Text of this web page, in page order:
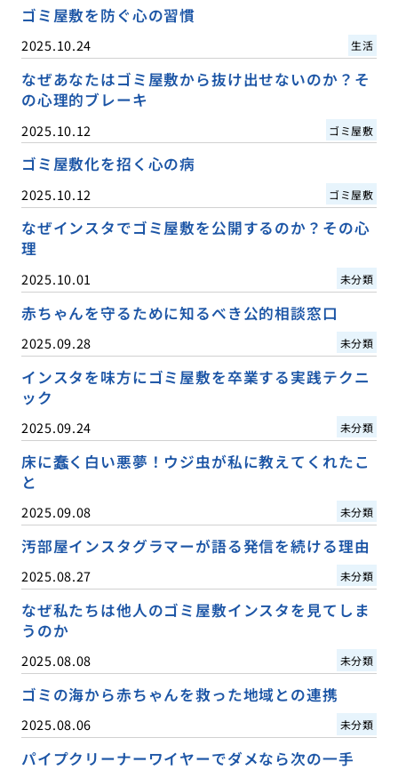
ゴミ屋敷を防ぐ心の習慣
2025.10.24 生活
なぜあなたはゴミ屋敷から抜け出せないのか？そ
の心理的ブレーキ
2025.10.12 ゴミ屋敷
ゴミ屋敷化を招く心の病
2025.10.12 ゴミ屋敷
なぜインスタでゴミ屋敷を公開するのか？その心
理
2025.10.01 未分類
赤ちゃんを守るために知るべき公的相談窓口
2025.09.28 未分類
インスタを味方にゴミ屋敷を卒業する実践テクニ
ック
2025.09.24 未分類
床に蠢く白い悪夢！ウジ虫が私に教えてくれたこ
と
2025.09.08 未分類
汚部屋インスタグラマーが語る発信を続ける理由
2025.08.27 未分類
なぜ私たちは他人のゴミ屋敷インスタを見てしま
うのか
2025.08.08 未分類
ゴミの海から赤ちゃんを救った地域との連携
2025.08.06 未分類
パイプクリーナーワイヤーでダメなら次の一手